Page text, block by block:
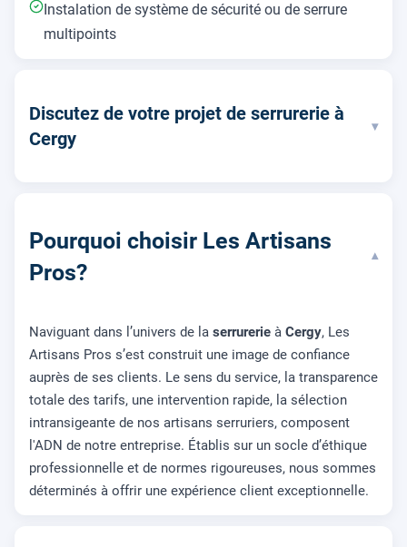
Instalation de système de sécurité ou de serrure
multipoints
Discutez de votre projet de serrurerie à
Cergy
▾
Pourquoi choisir Les Artisans
Pros?
▾
Naviguant dans l’univers de la serrurerie à Cergy, Les
Artisans Pros s’est construit une image de confiance
auprès de ses clients. Le sens du service, la transparence
totale des tarifs, une intervention rapide, la sélection
intransigeante de nos artisans serruriers, composent
l'ADN de notre entreprise. Établis sur un socle d’éthique
professionnelle et de normes rigoureuses, nous sommes
déterminés à offrir une expérience client exceptionnelle.